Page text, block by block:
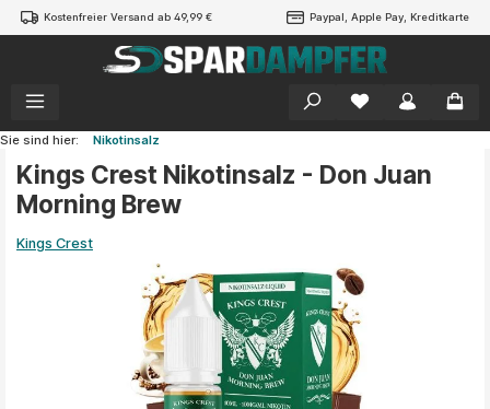
springen
Kostenfreier Versand ab 49,99 € Paypal, Apple Pay, Kreditkarte
Sie sind hier: Nikotinsalz
Kings Crest Nikotinsalz - Don Juan
Morning Brew
Kings Crest
Bildergalerie überspringen